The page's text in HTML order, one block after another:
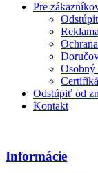
Pre
Odstúpiť od
Kontakt
Informácie